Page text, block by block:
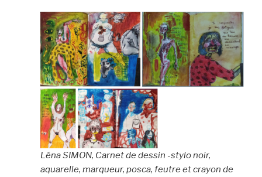
Léna SIMON, Carnet de dessin -stylo noir,
aquarelle, marqueur, posca, feutre et crayon de